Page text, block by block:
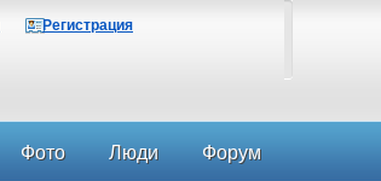
Регистрация
Фото Люди Форум